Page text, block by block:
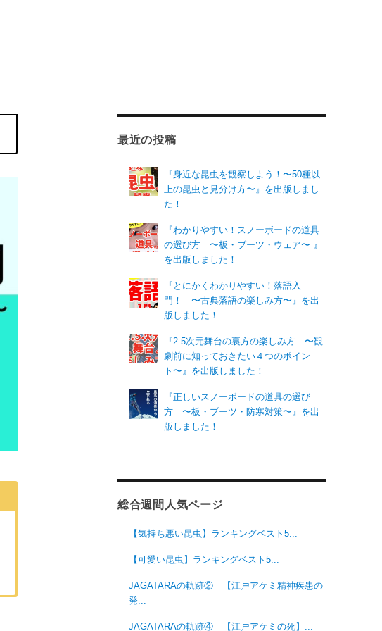
最近の投稿
『身近な昆虫を観察しよう！〜50種以
上の昆虫と見分け方〜』を出版しまし
た！
『わかりやすい！スノーボードの道具
の選び方 〜板・ブーツ・ウェア〜 』
を出版しました！
『とにかくわかりやすい！落語入
門！ 〜古典落語の楽しみ方〜』を出
版しました！
『2.5次元舞台の裏方の楽しみ方 〜観
劇前に知っておきたい４つのポイン
ト〜』を出版しました！
『正しいスノーボードの道具の選び
方 〜板・ブーツ・防寒対策〜』を出
版しました！
総合週間人気ページ
【気持ち悪い昆虫】ランキングベスト5...
【可愛い昆虫】ランキングベスト5...
JAGATARAの軌跡② 【江戸アケミ精神疾患の
発...
JAGATARAの軌跡④ 【江戸アケミの死】...